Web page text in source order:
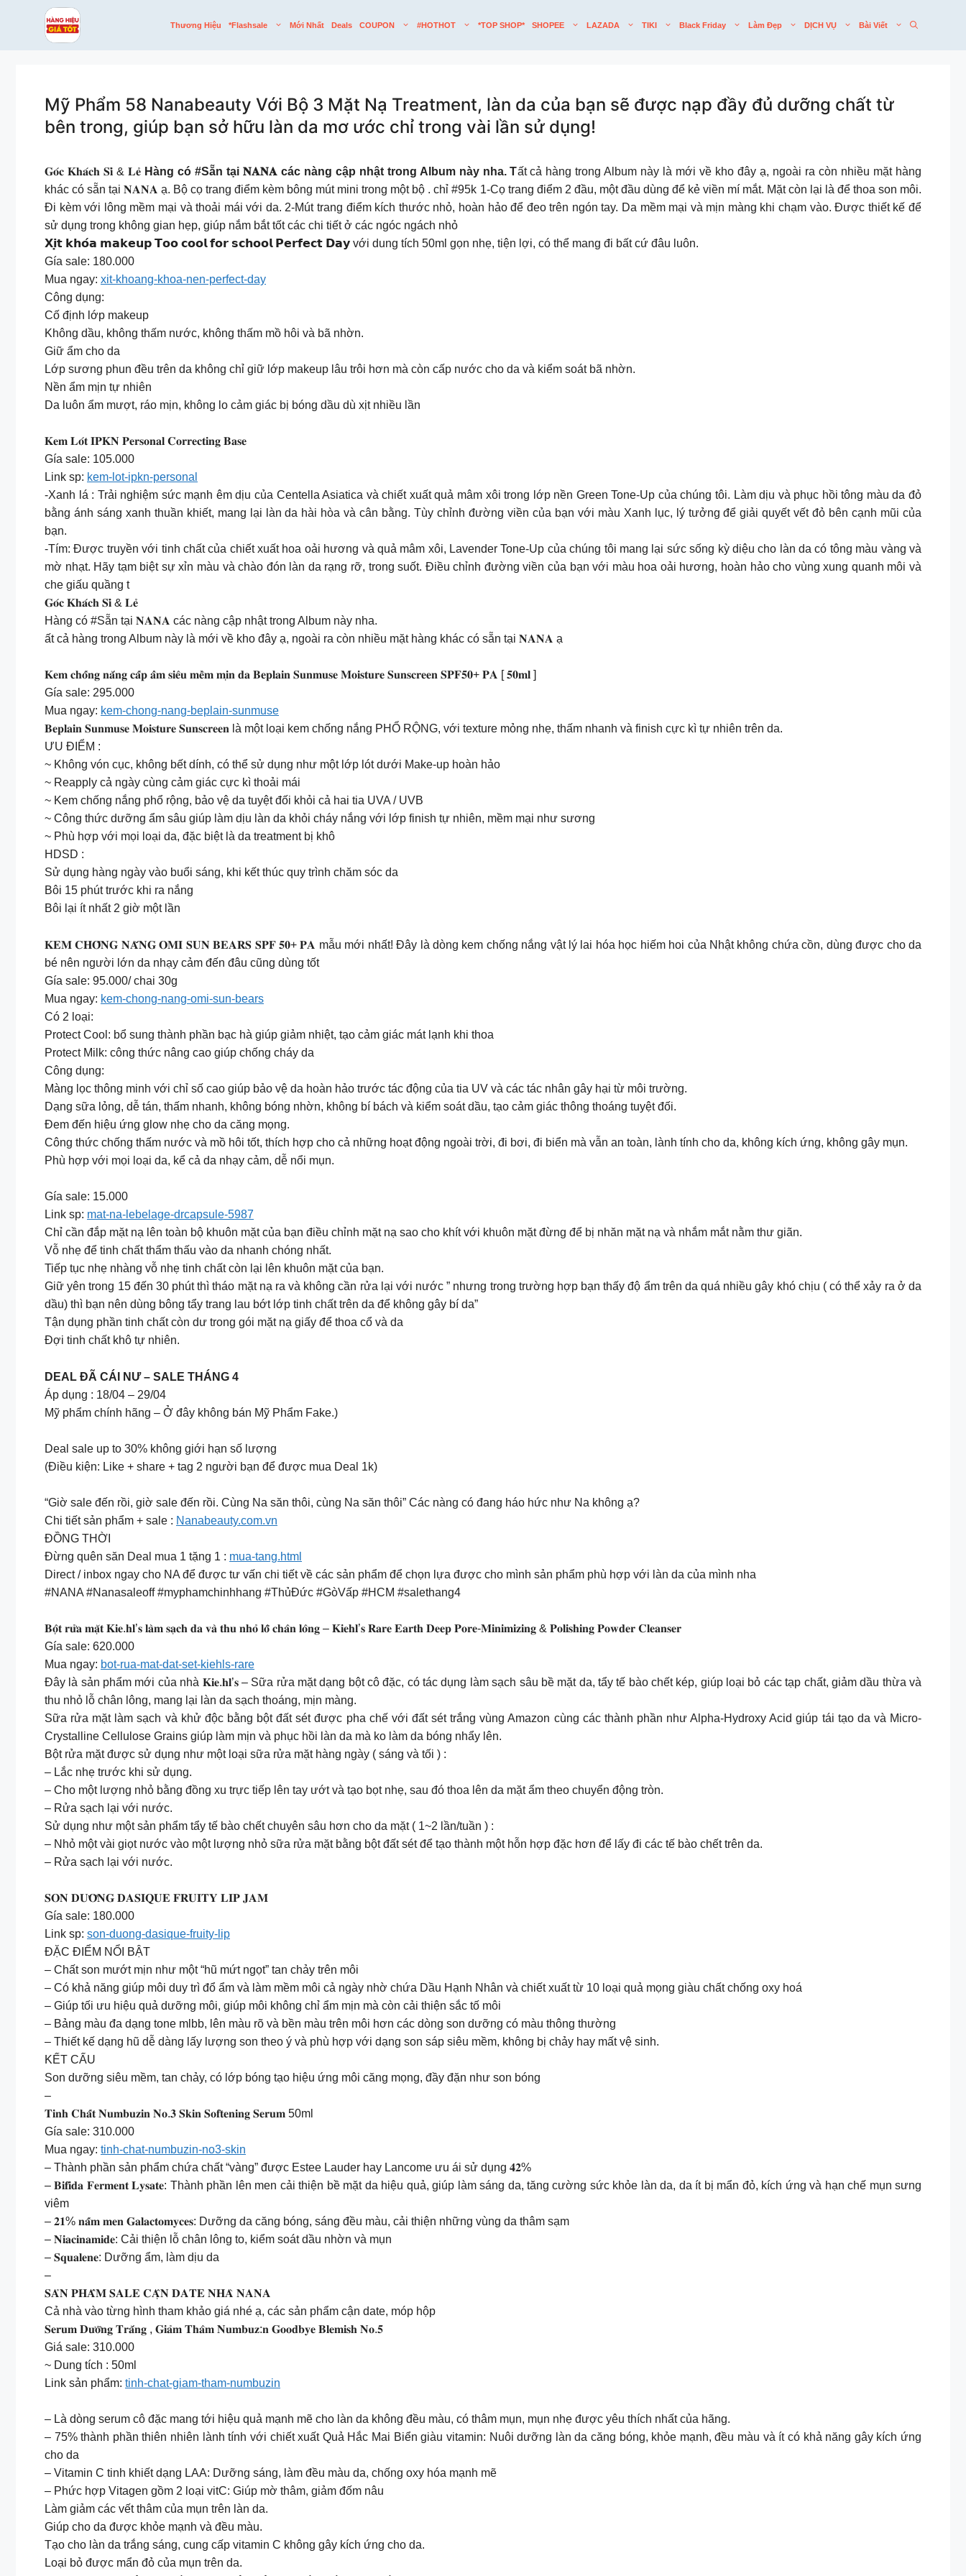
Thương Hiệu *flashsale Mới Nhất Deals COUPON #HOTHOT *TOP SHOP* SHOPEE LAZADA TIKI Black Friday Làm Đẹp DỊCH VỤ Bài Viết
Mỹ Phẩm 58 Nanabeauty Với Bộ 3 Mặt Nạ Treatment, làn da của bạn sẽ được nạp đầy đủ dưỡng chất từ
bên trong, giúp bạn sở hữu làn da mơ ước chỉ trong vài lần sử dụng!
𝐆𝐨́𝐜 𝐊𝐡𝐚́𝐜𝐡 𝐒𝐢̉ & 𝐋𝐞̉ Hàng có #Sẵn tại 𝐍𝐀𝐍𝐀 các nàng cập nhật trong Album này nha. Tất cả hàng trong Album này là mới về kho đây ạ, ngoài ra còn nhiều mặt hàng
khác có sẵn tại 𝐍𝐀𝐍𝐀 ạ. Bộ cọ trang điểm kèm bông mút mini trong một bộ . chỉ #95k 1-Cọ trang điểm 2 đầu, một đầu dùng để kẻ viền mí mắt. Mặt còn lại là để thoa son môi.
Đi kèm với lông mềm mại và thoải mái với da. 2-Mút trang điểm kích thước nhỏ, hoàn hảo để đeo trên ngón tay. Da mềm mại và mịn màng khi chạm vào. Được thiết kế để
sử dụng trong không gian hẹp, giúp nắm bắt tốt các chi tiết ở các ngóc ngách nhỏ
𝗫𝗶̣𝘁 𝗸𝗵𝗼́𝗮 𝗺𝗮𝗸𝗲𝘂𝗽 𝗧𝗼𝗼 𝗰𝗼𝗼𝗹 𝗳𝗼𝗿 𝘀𝗰𝗵𝗼𝗼𝗹 𝗣𝗲𝗿𝗳𝗲𝗰𝘁 𝗗𝗮𝘆 với dung tích 50ml gọn nhẹ, tiện lợi, có thể mang đi bất cứ đâu luôn.
Gía sale: 180.000
Mua ngay: xit-khoang-khoa-nen-perfect-day
Công dụng:
Cố định lớp makeup
Không dầu, không thấm nước, không thấm mồ hôi và bã nhờn.
Giữ ẩm cho da
Lớp sương phun đều trên da không chỉ giữ lớp makeup lâu trôi hơn mà còn cấp nước cho da và kiểm soát bã nhờn.
Nền ẩm mịn tự nhiên
Da luôn ẩm mượt, ráo mịn, không lo cảm giác bị bóng dầu dù xịt nhiều lần
𝐊𝐞𝐦 𝐋𝐨́𝐭 𝐈𝐏𝐊𝐍 𝐏𝐞𝐫𝐬𝐨𝐧𝐚𝐥 𝐂𝐨𝐫𝐫𝐞𝐜𝐭𝐢𝐧𝐠 𝐁𝐚𝐬𝐞
Gía sale: 105.000
Link sp: kem-lot-ipkn-personal
-Xanh lá : Trải nghiệm sức mạnh êm dịu của Centella Asiatica và chiết xuất quả mâm xôi trong lớp nền Green Tone-Up của chúng tôi. Làm dịu và phục hồi tông màu da đỏ
bằng ánh sáng xanh thuần khiết, mang lại làn da hài hòa và cân bằng. Tùy chỉnh đường viền của bạn với màu Xanh lục, lý tưởng để giải quyết vết đỏ bên cạnh mũi của
bạn.
-Tím: Được truyền với tinh chất của chiết xuất hoa oải hương và quả mâm xôi, Lavender Tone-Up của chúng tôi mang lại sức sống kỳ diệu cho làn da có tông màu vàng và
mờ nhạt. Hãy tạm biệt sự xỉn màu và chào đón làn da rạng rỡ, trong suốt. Điều chỉnh đường viền của bạn với màu hoa oải hương, hoàn hảo cho vùng xung quanh môi và
che giấu quầng t
𝐆𝐨́𝐜 𝐊𝐡𝐚́𝐜𝐡 𝐒𝐢̉ & 𝐋𝐞̉
Hàng có #Sẵn tại 𝐍𝐀𝐍𝐀 các nàng cập nhật trong Album này nha.
ất cả hàng trong Album này là mới về kho đây ạ, ngoài ra còn nhiều mặt hàng khác có sẵn tại 𝐍𝐀𝐍𝐀 ạ
𝐊𝐞𝐦 𝐜𝐡𝐨̂́𝐧𝐠 𝐧𝐚̆́𝐧𝐠 𝐜𝐚̂́𝐩 𝐚̂̉𝐦 𝐬𝐢𝐞̂𝐮 𝐦𝐞̂̀𝐦 𝐦𝐢̣𝐧 𝐝𝐚 𝐁𝐞𝐩𝐥𝐚𝐢𝐧 𝐒𝐮𝐧𝐦𝐮𝐬𝐞 𝐌𝐨𝐢𝐬𝐭𝐮𝐫𝐞 𝐒𝐮𝐧𝐬𝐜𝐫𝐞𝐞𝐧 𝐒𝐏𝐅𝟓𝟎+ 𝐏𝐀 [ 𝟓𝟎𝐦𝐥 ]
Gía sale: 295.000
Mua ngay: kem-chong-nang-beplain-sunmuse
𝐁𝐞𝐩𝐥𝐚𝐢𝐧 𝐒𝐮𝐧𝐦𝐮𝐬𝐞 𝐌𝐨𝐢𝐬𝐭𝐮𝐫𝐞 𝐒𝐮𝐧𝐬𝐜𝐫𝐞𝐞𝐧 là một loại kem chống nắng PHỔ RỘNG, với texture mỏng nhẹ, thấm nhanh và finish cực kì tự nhiên trên da.
ƯU ĐIỂM :
~ Không vón cục, không bết dính, có thể sử dụng như một lớp lót dưới Make-up hoàn hảo
~ Reapply cả ngày cùng cảm giác cực kì thoải mái
~ Kem chống nắng phổ rộng, bảo vệ da tuyệt đối khỏi cả hai tia UVA / UVB
~ Công thức dưỡng ẩm sâu giúp làm dịu làn da khỏi cháy nắng với lớp finish tự nhiên, mềm mại như sương
~ Phù hợp với mọi loại da, đặc biệt là da treatment bị khô
HDSD :
Sử dụng hàng ngày vào buổi sáng, khi kết thúc quy trình chăm sóc da
Bôi 15 phút trước khi ra nắng
Bôi lại ít nhất 2 giờ một lần
𝐊𝐄𝐌 𝐂𝐇𝐎̂́𝐍𝐆 𝐍𝐀̆́𝐍𝐆 𝐎𝐌𝐈 𝐒𝐔𝐍 𝐁𝐄𝐀𝐑𝐒 𝐒𝐏𝐅 𝟓𝟎+ 𝐏𝐀 mẫu mới nhất! Đây là dòng kem chống nắng vật lý lai hóa học hiếm hoi của Nhật không chứa cồn, dùng được cho da
bé nên người lớn da nhạy cảm đến đâu cũng dùng tốt
Gía sale: 95.000/ chai 30g
Mua ngay: kem-chong-nang-omi-sun-bears
Có 2 loại:
Protect Cool: bổ sung thành phần bạc hà giúp giảm nhiệt, tạo cảm giác mát lạnh khi thoa
Protect Milk: công thức nâng cao giúp chống cháy da
Công dụng:
Màng lọc thông minh với chỉ số cao giúp bảo vệ da hoàn hảo trước tác động của tia UV và các tác nhân gây hại từ môi trường.
Dạng sữa lỏng, dễ tán, thấm nhanh, không bóng nhờn, không bí bách và kiểm soát dầu, tạo cảm giác thông thoáng tuyệt đối.
Đem đến hiệu ứng glow nhẹ cho da căng mọng.
Công thức chống thấm nước và mồ hôi tốt, thích hợp cho cả những hoạt động ngoài trời, đi bơi, đi biển mà vẫn an toàn, lành tính cho da, không kích ứng, không gây mụn.
Phù hợp với mọi loại da, kể cả da nhạy cảm, dễ nổi mụn.
Gía sale: 15.000
Link sp: mat-na-lebelage-drcapsule-5987
Chỉ cần đắp mặt nạ lên toàn bộ khuôn mặt của bạn điều chỉnh mặt nạ sao cho khít với khuôn mặt đừng để bị nhăn mặt nạ và nhắm mắt nằm thư giãn.
Vỗ nhẹ để tinh chất thẩm thấu vào da nhanh chóng nhất.
Tiếp tục nhẹ nhàng vỗ nhẹ tinh chất còn lại lên khuôn mặt của bạn.
Giữ yên trong 15 đến 30 phút thì tháo mặt nạ ra và không cần rửa lại với nước ” nhưng trong trường hợp bạn thấy độ ẩm trên da quá nhiều gây khó chịu ( có thể xảy ra ở da
dầu) thì bạn nên dùng bông tẩy trang lau bớt lớp tinh chất trên da để không gây bí da”
Tận dụng phần tinh chất còn dư trong gói mặt nạ giấy để thoa cổ và da
Đợi tinh chất khô tự nhiên.
DEAL ĐÃ CÁI NƯ – SALE THÁNG 4
Áp dụng : 18/04 – 29/04
Mỹ phẩm chính hãng – Ở đây không bán Mỹ Phẩm Fake.)
Deal sale up to 30% không giới hạn số lượng
(Điều kiện: Like + share + tag 2 người bạn để được mua Deal 1k)
“Giờ sale đến rồi, giờ sale đến rồi. Cùng Na săn thôi, cùng Na săn thôi” Các nàng có đang háo hức như Na không ạ?
Chi tiết sản phẩm + sale : Nanabeauty.com.vn
ĐỒNG THỜI
Đừng quên săn Deal mua 1 tặng 1 : mua-tang.html
Direct / inbox ngay cho NA để được tư vấn chi tiết về các sản phẩm để chọn lựa được cho mình sản phẩm phù hợp với làn da của mình nha
#NANA #Nanasaleoff #myphamchinhhang #ThủĐức #GòVấp #HCM #salethang4
𝐁𝐨̣̂𝐭 𝐫𝐮̛̉𝐚 𝐦𝐚̣̆𝐭 𝐊𝐢𝐞.𝐡𝐥’𝐬 𝐥𝐚̀𝐦 𝐬𝐚̣𝐜𝐡 𝐝𝐚 𝐯𝐚̀ 𝐭𝐡𝐮 𝐧𝐡𝐨̉ 𝐥𝐨̂̃ 𝐜𝐡𝐚̂𝐧 𝐥𝐨̂𝐧𝐠 – 𝐊𝐢𝐞𝐡𝐥’𝐬 𝐑𝐚𝐫𝐞 𝐄𝐚𝐫𝐭𝐡 𝐃𝐞𝐞𝐩 𝐏𝐨𝐫𝐞-𝐌𝐢𝐧𝐢𝐦𝐢𝐳𝐢𝐧𝐠 & 𝐏𝐨𝐥𝐢𝐬𝐡𝐢𝐧𝐠 𝐏𝐨𝐰𝐝𝐞𝐫 𝐂𝐥𝐞𝐚𝐧𝐬𝐞𝐫
Gía sale: 620.000
Mua ngay: bot-rua-mat-dat-set-kiehls-rare
Đây là sản phẩm mới của nhà 𝐊𝐢𝐞.𝐡𝐥’𝐬 – Sữa rửa mặt dạng bột cô đặc, có tác dụng làm sạch sâu bề mặt da, tẩy tế bào chết kép, giúp loại bỏ các tạp chất, giảm dầu thừa và
thu nhỏ lỗ chân lông, mang lại làn da sạch thoáng, mịn màng.
Sữa rửa mặt làm sạch và khử độc bằng bột đất sét được pha chế với đất sét trắng vùng Amazon cùng các thành phần như Alpha-Hydroxy Acid giúp tái tạo da và Micro-
Crystalline Cellulose Grains giúp làm mịn và phục hồi làn da mà ko làm da bóng nhẩy lên.
Bột rửa mặt được sử dụng như một loại sữa rửa mặt hàng ngày ( sáng và tối ) :
– Lắc nhẹ trước khi sử dụng.
– Cho một lượng nhỏ bằng đồng xu trực tiếp lên tay ướt và tạo bọt nhẹ, sau đó thoa lên da mặt ẩm theo chuyển động tròn.
– Rửa sạch lại với nước.
Sử dụng như một sản phẩm tẩy tế bào chết chuyên sâu hơn cho da mặt ( 1~2 lần/tuần ) :
– Nhỏ một vài giọt nước vào một lượng nhỏ sữa rửa mặt bằng bột đất sét để tạo thành một hỗn hợp đặc hơn để lấy đi các tế bào chết trên da.
– Rửa sạch lại với nước.
𝐒𝐎𝐍 𝐃𝐔̛𝐎̛̃𝐍𝐆 𝐃𝐀𝐒𝐈𝐐𝐔𝐄 𝐅𝐑𝐔𝐈𝐓𝐘 𝐋𝐈𝐏 𝐉𝐀𝐌
Gía sale: 180.000
Link sp: son-duong-dasique-fruity-lip
ĐẶC ĐIỂM NỔI BẬT
– Chất son mướt mịn như một “hũ mứt ngọt” tan chảy trên môi
– Có khả năng giúp môi duy trì đổ ẩm và làm mềm môi cả ngày nhờ chứa Dầu Hạnh Nhân và chiết xuất từ 10 loại quả mọng giàu chất chống oxy hoá
– Giúp tối ưu hiệu quả dưỡng môi, giúp môi không chỉ ẩm mịn mà còn cải thiện sắc tố môi
– Bảng màu đa dạng tone mlbb, lên màu rõ và bền màu trên môi hơn các dòng son dưỡng có màu thông thường
– Thiết kế dạng hũ dễ dàng lấy lượng son theo ý và phù hợp với dạng son sáp siêu mềm, không bị chảy hay mất vệ sinh.
KẾT CẤU
Son dưỡng siêu mềm, tan chảy, có lớp bóng tạo hiệu ứng môi căng mọng, đầy đặn như son bóng
–
𝐓𝐢𝐧𝐡 𝐂𝐡𝐚̂́𝐭 𝐍𝐮𝐦𝐛𝐮𝐳𝐢𝐧 𝐍𝐨.𝟑 𝐒𝐤𝐢𝐧 𝐒𝐨𝐟𝐭𝐞𝐧𝐢𝐧𝐠 𝐒𝐞𝐫𝐮𝐦 50ml
Gía sale: 310.000
Mua ngay: tinh-chat-numbuzin-no3-skin
– Thành phần sản phẩm chứa chất “vàng” được Estee Lauder hay Lancome ưu ái sử dụng 𝟒𝟐%
– 𝐁𝐢𝐟𝐢𝐝𝐚 𝐅𝐞𝐫𝐦𝐞𝐧𝐭 𝐋𝐲𝐬𝐚𝐭𝐞: Thành phần lên men cải thiện bề mặt da hiệu quả, giúp làm sáng da, tăng cường sức khỏe làn da, da ít bị mẩn đỏ, kích ứng và hạn chế mụn sưng
viêm
– 𝟐𝟏% 𝐧𝐚̂́𝐦 𝐦𝐞𝐧 𝐆𝐚𝐥𝐚𝐜𝐭𝐨𝐦𝐲𝐜𝐞𝐬: Dưỡng da căng bóng, sáng đều màu, cải thiện những vùng da thâm sạm
– 𝐍𝐢𝐚𝐜𝐢𝐧𝐚𝐦𝐢𝐝𝐞: Cải thiện lỗ chân lông to, kiểm soát dầu nhờn và mụn
– 𝐒𝐪𝐮𝐚𝐥𝐞𝐧𝐞: Dưỡng ẩm, làm dịu da
–
𝐒𝐀̉𝐍 𝐏𝐇𝐀̂̉𝐌 𝐒𝐀𝐋𝐄 𝐂𝐀̣̂𝐍 𝐃𝐀𝐓𝐄 𝐍𝐇𝐀̀ 𝐍𝐀𝐍𝐀
Cả nhà vào từng hình tham khảo giá nhé ạ, các sản phẩm cận date, móp hộp
𝐒𝐞𝐫𝐮𝐦 𝐃𝐮̛𝐨̛̃𝐧𝐠 𝐓𝐫𝐚̆́𝐧𝐠 , 𝐆𝐢𝐚̉𝐦 𝐓𝐡𝐚̂𝐦 𝐍𝐮𝐦𝐛𝐮𝐳:𝐧 𝐆𝐨𝐨𝐝𝐛𝐲𝐞 𝐁𝐥𝐞𝐦𝐢𝐬𝐡 𝐍𝐨.𝟓
Giá sale: 310.000
~ Dung tích : 50ml
Link sản phẩm: tinh-chat-giam-tham-numbuzin
– Là dòng serum cô đặc mang tới hiệu quả mạnh mẽ cho làn da không đều màu, có thâm mụn, mụn nhẹ được yêu thích nhất của hãng.
– 75% thành phần thiên nhiên lành tính với chiết xuất Quả Hắc Mai Biển giàu vitamin: Nuôi dưỡng làn da căng bóng, khỏe mạnh, đều màu và ít có khả năng gây kích ứng
cho da
– Vitamin C tinh khiết dạng LAA: Dưỡng sáng, làm đều màu da, chống oxy hóa mạnh mẽ
– Phức hợp Vitagen gồm 2 loại vitC: Giúp mờ thâm, giảm đốm nâu
Làm giảm các vết thâm của mụn trên làn da.
Giúp cho da được khỏe mạnh và đều màu.
Tạo cho làn da trắng sáng, cung cấp vitamin C không gây kích ứng cho da.
Loại bỏ được mẩn đỏ của mụn trên da.